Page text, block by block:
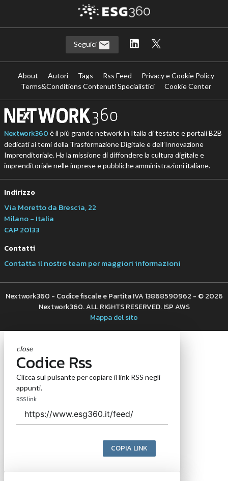
Seguici
About Autori Tags Rss Feed
Privacy e Cookie Policy
Terms&Conditions Contenuti Specialistici
Cookie Center
Nextwork360 è il più grande network in Italia di testate e portali B2B
dedicati ai temi della Trasformazione Digitale e dell’Innovazione
Imprenditoriale. Ha la missione di diffondere la cultura digitale e
imprenditoriale nelle imprese e pubbliche amministrazioni italiane.
Indirizzo
Via Moretto da Brescia, 22
Milano - Italia
CAP 20133
Contatti
Contatta il nostro team per maggiori informazioni
Nextwork360 - Codice fiscale e Partita IVA 13868590962 - © 2026
Nextwork360. ALL RIGHTS RESERVED. ISP AWS
Mappa del sito
close
Codice Rss
Clicca sul pulsante per copiare il link RSS negli
appunti.
RSS link
COPIA LINK